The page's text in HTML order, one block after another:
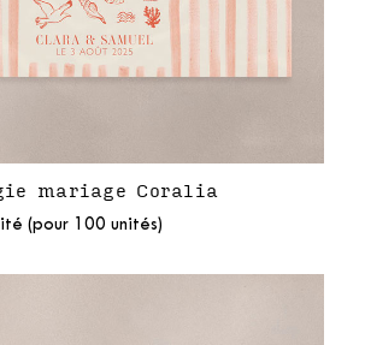
mariage Coralia
(pour 100 unités)